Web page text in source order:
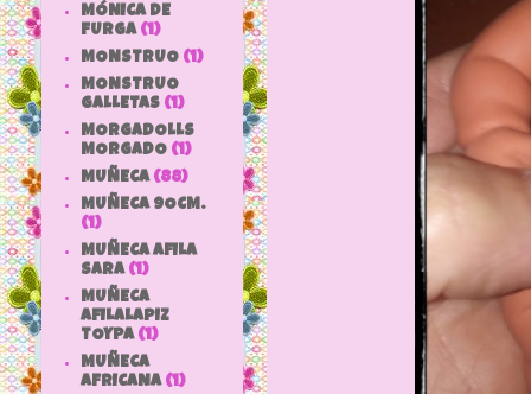
MÓNICA DE
FURGA (1)
MONSTRUO (1)
MONSTRUO
GALLETAS (1)
MORGADOLLS
MORGADO (1)
MUÑECA (88)
MUÑECA 9OCM.
(1)
MUÑECA AFILA
SARA (1)
MUÑECA
AFILALAPIZ
TOYPA (1)
MUÑECA
AFRICANA (1)